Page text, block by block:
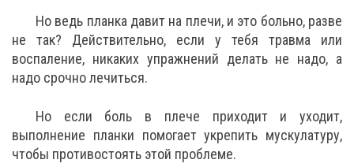
Но ведь планка давит на плечи, и это больно, разве
не так? Действительно, если у тебя травма или
воспаление, никаких упражнений делать не надо, а
надо срочно лечиться.
Но если боль в плече приходит и уходит,
выполнение планки помогает укрепить мускулатуру,
чтобы противостоять этой проблеме.